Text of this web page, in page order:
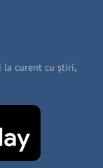
la curent cu știri,